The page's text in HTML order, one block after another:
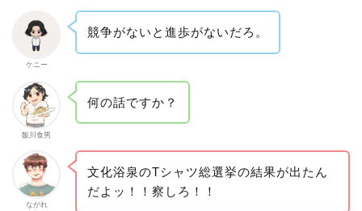
ケニー
競争がないと進歩がないだろ。
飯川食男
何の話ですか？
ながれ
文化浴泉のTシャツ総選挙の結果が出たん
だよッ！！察しろ！！